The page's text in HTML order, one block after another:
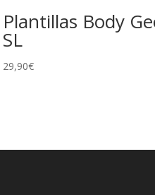
Plantillas Body
SL
29,90€